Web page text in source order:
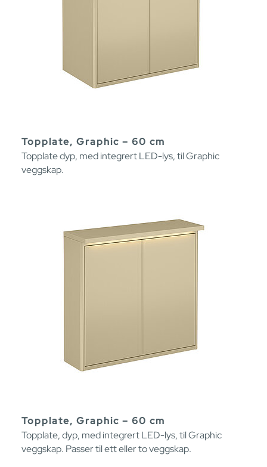
Topplate, Graphic – 60 cm
Topplate dyp, med integrert LED-lys, til Graphic
veggskap.
Topplate, Graphic – 60 cm
Topplate, dyp, med integrert LED-lys, til Graphic
veggskap. Passer til ett eller to veggskap.